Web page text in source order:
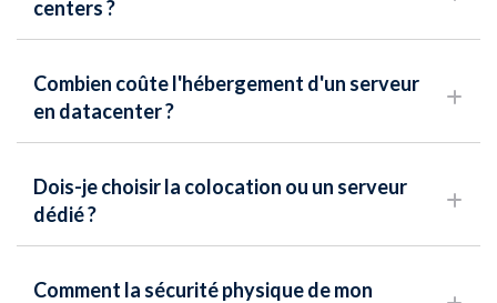
centers ?
Combien coûte l'hébergement d'un serveur
en datacenter ?
Dois-je choisir la colocation ou un serveur
dédié ?
Comment la sécurité physique de mon